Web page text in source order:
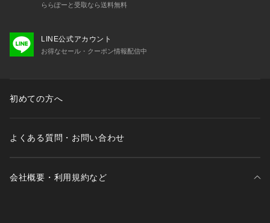
ららぽーと受取なら送料無料
LINE公式アカウント
お得なセール・クーポン情報配信中
初めての方へ
よくある質問・お問い合わせ
会社概要・利用規約など